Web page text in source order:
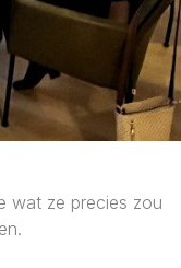
wat ze precies zou